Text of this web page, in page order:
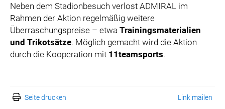
Neben dem Stadionbesuch verlost ADMIRAL im
Rahmen der Aktion regelmäßig weitere
Überraschungspreise – etwa Trainingsmaterialien
und Trikotsätze. Möglich gemacht wird die Aktion
durch die Kooperation mit 11teamsports.
Seite drucken Link mailen